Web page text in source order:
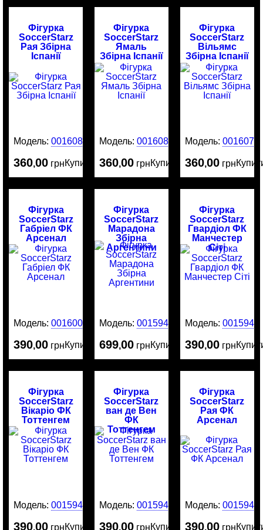
Фігурка
SoccerStarz
Рая Збірна
Іспанії
Модель:0016081
360,00 грнКупити
Фігурка
SoccerStarz
Ямаль
Збірна Іспанії
Модель:0016080
360,00 грнКупити
Фігурка
SoccerStarz
Вільямс
Збірна Іспанії
Модель: 0016079
360,00 грн
Фігурка
SoccerStarz
Габріел ФК
Арсенал
Модель:0016003
390,00 грнКупити
Фігурка
SoccerStarz
Марадона
Збірна
Аргентини
Модель:0015946
699,00 грнКупити
Фігурка
SoccerStarz
Гвардіол ФК
Манчестер
Сіті
Модель: 0015945
390,00 грн
Фігурка
SoccerStarz
Вікаріо ФК
Тоттенгем
Модель:0015944
390,00 грнКупити
Фігурка
SoccerStarz
ван де Вен
ФК
Тоттенгем
Модель:0015943
390,00 грнКупити
Фігурка
SoccerStarz
Рая ФК
Арсенал
Модель: 0015942
390,00 грн